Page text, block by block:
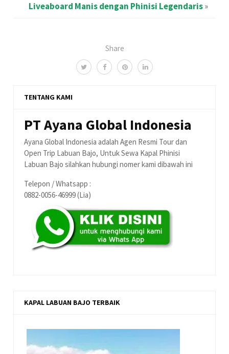
Share
Liveaboard Manis dengan Phinisi Legendaris»
TENTANG KAMI
PT Ayana Global Indonesia
Ayana Global Indonesia adalah Agen Resmi Tour dan
Open Trip Labuan Bajo, Untuk Sewa Kapal Phinisi
Labuan Bajo silahkan hubungi nomer kami dibawah ini
Telepon / Whatsapp :
0882-0056-46999 (Lia)
KAPAL LABUAN BAJO TERBAIK